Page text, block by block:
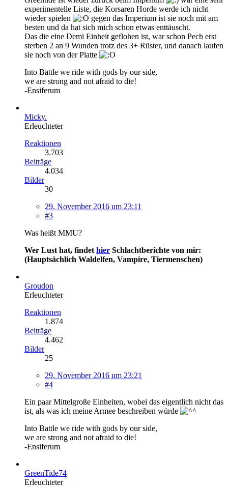
experimentelle Liste, die Korsaren Horde werde ich nicht
wieder spielen
gegen das Imperium ist sie noch mit am
besten und da hat sich mich schon etwas enttäuscht.
Das die eine Demi Einheit geflohen ist, war schon Pech erst
sterben 2 an 9 Wunden trotz des 3+ Rüster, und danach laufen
sie noch von der Platte
Into Battle we ride with gods by our side,
we are strong and not afraid to die!
-Ensiferum
Micky.
Erleuchteter
Reaktionen
3.703
Beiträge
4.034
Bilder
30
29. November 2016 um 23:11
#3
Was heißt MMU?
Wer Lust hat, findet hier Schlachtberichte von mir:
(Hauptsächlich Waldelfen, Vampire, Tiermenschen)
Groudon
Erleuchteter
Reaktionen
1.874
Beiträge
4.462
Bilder
25
29. November 2016 um 23:21
#4
Ein paar Mittelgroße Einheiten, wobei das eigentlich nicht das
ist, als was ich meine Armee beschreiben würde
Into Battle we ride with gods by our side,
we are strong and not afraid to die!
-Ensiferum
GreenTide74
Erleuchteter